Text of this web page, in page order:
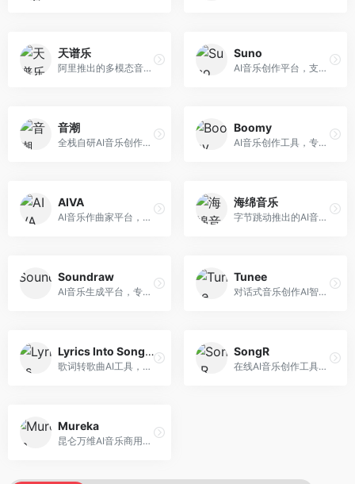
天谱乐
阿里推出的多模态音乐生成平台，整合音频与文本理解能力。面向内容创作者，支持歌词生成、旋律创作、音乐编辑等服务，与阿里生态深度整合。
Suno
AI音乐创作平台，支持通过文字描述生成完整歌曲，包含歌词、旋律和人声。面向音乐爱好者、内容创作者和独立音乐人，操作门槛低，创作速度快，支持多种音乐风格，为音乐创作带来全新可能。
音潮
全栈自研AI音乐创作平台，支持从创作到发布的完整流程。面向独立音乐人和音乐工作室，提供作词作曲、编曲混音、音乐发布等服务，创作工具专业。
Boomy
AI音乐创作工具，专注于快速音乐生成与发布。面向音乐爱好者和业余创作者，支持一键生成原创音乐，可直接发布到音乐平台，创作门槛低。
AIVA
AI音乐作曲家平台，专注于古典和影视配乐创作。面向影视制作人和游戏开发者，提供原创音乐生成、配乐定制等服务，音乐风格专业，适合影视游戏配乐。
海绵音乐
字节跳动推出的AI音乐创作平台，支持多风格音乐生成。面向内容创作者和音乐爱好者，提供歌词创作、旋律生成、编曲制作等服务，创作效率高，适合短视频配乐。
Soundraw
AI音乐生成平台，专注于免版税音乐创作。面向视频创作者和内容制作者，提供背景音乐生成、音乐定制等服务，音乐版权清晰，适合视频配乐场景。
Tunee
对话式音乐创作AI智能体，支持自然语言交互创作。面向音乐爱好者，通过对话方式完成音乐创作，交互体验友好，创作过程直观。
Lyrics Into Song AI
歌词转歌曲AI工具，支持将歌词转化为完整歌曲。面向歌词创作者和音乐爱好者，提供歌词谱曲、编曲制作等服务，歌词音乐化效率高。
SongR
在线AI音乐创作工具，支持歌词与旋律一体化生成。面向内容创作者和音乐爱好者，提供歌词创作、旋律生成、音乐制作等服务，操作简便，创作速度快。
Mureka
昆仑万维AI音乐商用创作平台，专注于商业音乐授权。面向企业和商业用户，提供版权音乐生成、商用授权等服务，音乐版权清晰，商业应用安全。